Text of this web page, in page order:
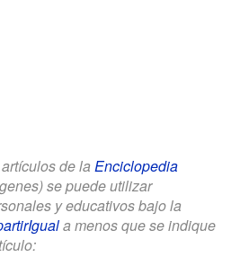
de la Enciclopedia
se puede utilizar
y educativos bajo la
a menos que se indique